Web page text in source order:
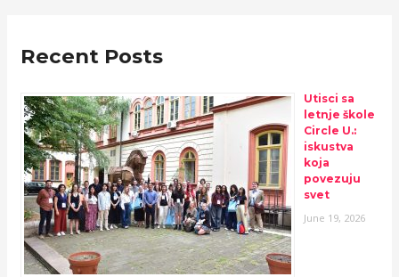
Recent Posts
Utisci sa
letnje škole
Circle U.:
iskustva
koja
povezuju
svet
June 19, 2026